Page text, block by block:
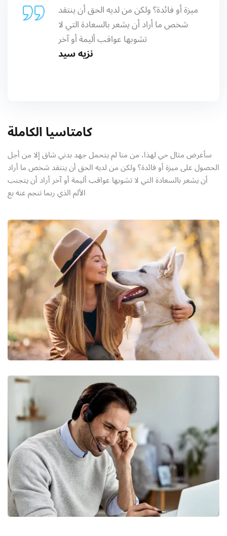
ميزة أو فائدة؟ ولكن من لديه الحق أن ينتقد
شخص ما أراد أن يشعر بالسعادة التي لا
تشوبها عواقب أليمة أو آخر
نزيه سيد
كامتاسيا الكاملة
سأعرض مثال حي لهذا، من منا لم يتحمل جهد بدني شاق إلا من أجل
الحصول على ميزة أو فائدة؟ ولكن من لديه الحق أن ينتقد شخص ما أراد
أن يشعر بالسعادة التي لا تشوبها عواقب أليمة أو آخر أراد أن يتجنب
الألم الذي ربما تنجم عنه بع